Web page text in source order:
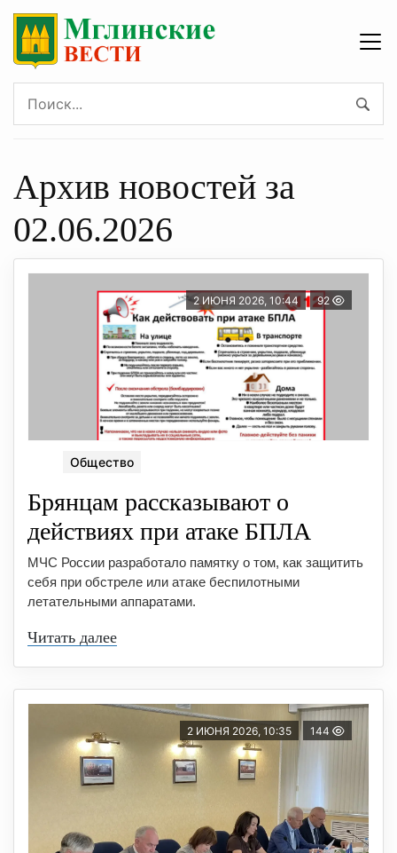
Архив новостей за
02.06.2026
2 ИЮНЯ 2026, 10:44 92
Общество
Брянцaм раcсказывают о
действиях при атаке БПЛА
МЧС России разработало памятку о том, как защитить
себя при обстреле или атаке беспилотными
летательными аппаратами.
Читать далее
2 ИЮНЯ 2026, 10:35 144